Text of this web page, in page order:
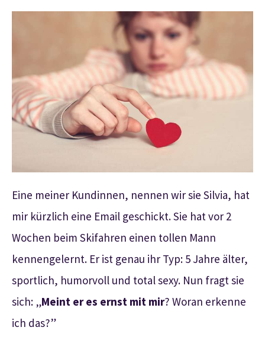
Eine meiner Kundinnen, nennen wir sie Silvia, hat
mir kürzlich eine Email geschickt. Sie hat vor 2
Wochen beim Skifahren einen tollen Mann
kennengelernt. Er ist genau ihr Typ: 5 Jahre älter,
sportlich, humorvoll und total sexy. Nun fragt sie
sich: „Meint er es ernst mit mir? Woran erkenne
ich das?”